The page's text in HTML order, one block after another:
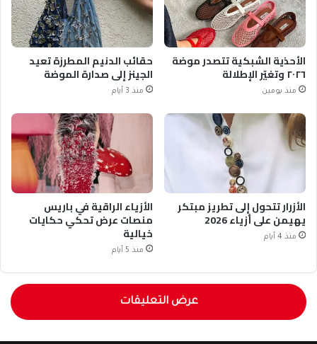
الأحذية الشبكية تتصدر موضة
٢٠٢٦ وتغيّر الإطلالة
منذ يومين
حقائب الدنيم المطرزة تعيد
الجينز إلى صدارة الموضة
منذ 3 أيام
الأزرار تتحول إلى تطريز مبتكر
يهيمن على أزياء 2026
منذ 4 أيام
الأزياء الراقية في باريس
منصات عرض تحكي حكايات
خيالية
منذ 5 أيام
عرض التعليقات